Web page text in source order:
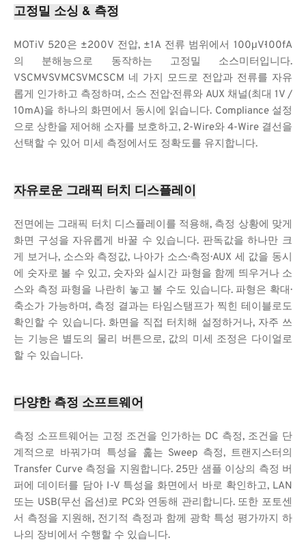
고정밀 소싱 & 측정
MOTiV 520은 ±200V 전압, ±1A 전류 범위에서 100μV·100fA
의 분해능으로 동작하는 고정밀 소스미터입니다.
VSCM·VSVM·CSVM·CSCM 네 가지 모드로 전압과 전류를 자유
롭게 인가하고 측정하며, 소스 전압·전류와 AUX 채널(최대 1V /
10mA)을 하나의 화면에서 동시에 읽습니다. Compliance 설정
으로 상한을 제어해 소자를 보호하고, 2-Wire와 4-Wire 결선을
선택할 수 있어 미세 측정에서도 정확도를 유지합니다.
자유로운 그래픽 터치 디스플레이
전면에는 그래픽 터치 디스플레이를 적용해, 측정 상황에 맞게
화면 구성을 자유롭게 바꿀 수 있습니다. 판독값을 하나만 크
게 보거나, 소스와 측정값, 나아가 소스·측정·AUX 세 값을 동시
에 숫자로 볼 수 있고, 숫자와 실시간 파형을 함께 띄우거나 소
스와 측정 파형을 나란히 놓고 볼 수도 있습니다. 파형은 확대·
축소가 가능하며, 측정 결과는 타임스탬프가 찍힌 테이블로도
확인할 수 있습니다. 화면을 직접 터치해 설정하거나, 자주 쓰
는 기능은 별도의 물리 버튼으로, 값의 미세 조정은 다이얼로
할 수 있습니다.
다양한 측정 소프트웨어
측정 소프트웨어는 고정 조건을 인가하는 DC 측정, 조건을 단
계적으로 바꿔가며 특성을 훑는 Sweep 측정, 트랜지스터의
Transfer Curve 측정을 지원합니다. 25만 샘플 이상의 측정 버
퍼에 데이터를 담아 I-V 특성을 화면에서 바로 확인하고, LAN
또는 USB(무선 옵션)로 PC와 연동해 관리합니다. 또한 포토센
서 측정을 지원해, 전기적 측정과 함께 광학 특성 평가까지 하
나의 장비에서 수행할 수 있습니다.